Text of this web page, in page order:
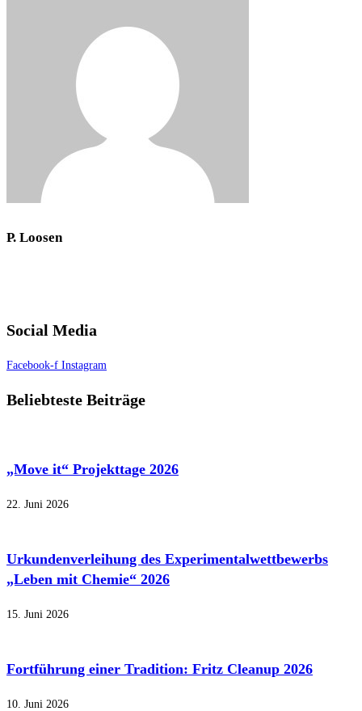
P. Loosen
Social Media
Facebook-f Instagram
Beliebteste Beiträge
„Move it“ Projekttage 2026
22. Juni 2026
Urkundenverleihung des Experimentalwettbewerbs
„Leben mit Chemie“ 2026
15. Juni 2026
Fortführung einer Tradition: Fritz Cleanup 2026
10. Juni 2026